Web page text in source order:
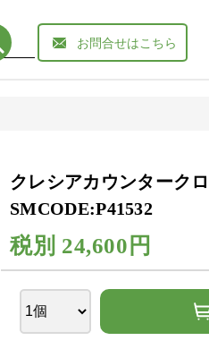
お問合せはこちら
クレシアカウンターク
SMCODE:P41532
税別 24,600円